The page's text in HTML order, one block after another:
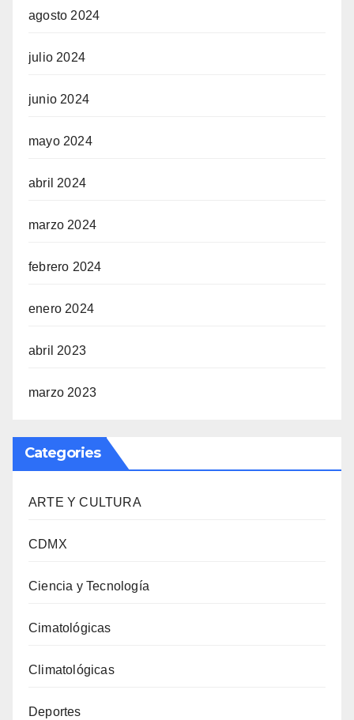
agosto 2024
julio 2024
junio 2024
mayo 2024
abril 2024
marzo 2024
febrero 2024
enero 2024
abril 2023
marzo 2023
Categories
ARTE Y CULTURA
CDMX
Ciencia y Tecnología
Cimatológicas
Climatológicas
Deportes